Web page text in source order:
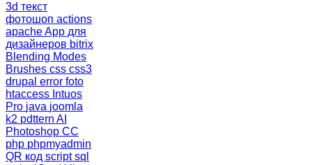
3d текст
фотошоп actions
apacheApp для
дизайнеров bitrix
Blending Modes
Brushes css css3
drupal error foto
htaccess Intuos
Pro java joomla
k2 pdttern AI
Photoshop CC
php phpmyadmin
QR код scriptsql